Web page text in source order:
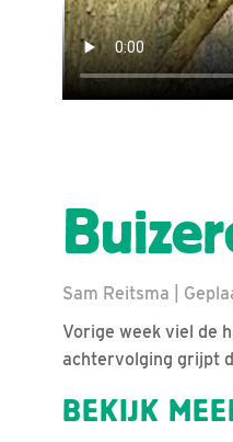
Sam Reitsma |
Vorige week viel de
achtervolging grijpt
BEKIJK